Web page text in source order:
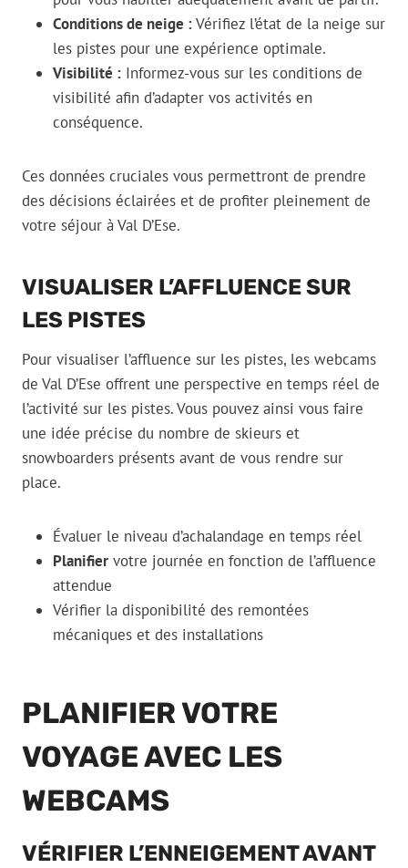
Conditions de neige :Vérifiez l’état de la neige sur
les pistes pour une expérience optimale.
Visibilité : Informez-vous sur les conditions de
visibilité afin d’adapter vos activités en
conséquence.
Ces données cruciales vous permettront de prendre
des décisions éclairées et de profiter pleinement de
votre séjour à Val D’Ese.
VISUALISER L’AFFLUENCE SUR
LES PISTES
Pour visualiser l’affluence sur les pistes, les webcams
de Val D’Ese offrent une perspective en temps réel de
l’activité sur les pistes. Vous pouvez ainsi vous faire
une idée précise du nombre de skieurs et
snowboarders présents avant de vous rendre sur
place.
Évaluer le niveau d’achalandage en temps réel
Planifier votre journée en fonction de l’affluence
attendue
Vérifier la disponibilité des remontées
mécaniques et des installations
PLANIFIER VOTRE
VOYAGE AVEC LES
WEBCAMS
VÉRIFIER L’ENNEIGEMENT AVANT